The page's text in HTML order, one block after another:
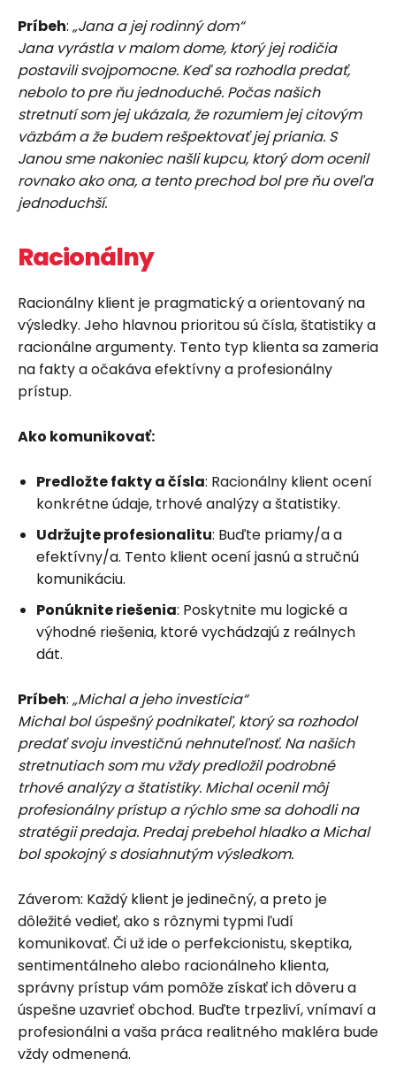
Príbeh: „Jana a jej rodinný dom“
Jana vyrástla v malom dome, ktorý jej rodičia
postavili svojpomocne. Keď sa rozhodla predať,
nebolo to pre ňu jednoduché. Počas našich
stretnutí som jej ukázala, že rozumiem jej citovým
väzbám a že budem rešpektovať jej priania. S
Janou sme nakoniec našli kupcu, ktorý dom ocenil
rovnako ako ona, a tento prechod bol pre ňu oveľa
jednoduchší.
Racionálny
Racionálny klient je pragmatický a orientovaný na
výsledky. Jeho hlavnou prioritou sú čísla, štatistiky a
racionálne argumenty. Tento typ klienta sa zameria
na fakty a očakáva efektívny a profesionálny
prístup.
Ako komunikovať:
Predložte fakty a čísla: Racionálny klient ocení
konkrétne údaje, trhové analýzy a štatistiky.
Udržujte profesionalitu: Buďte priamy/a a
efektívny/a. Tento klient ocení jasnú a stručnú
komunikáciu.
Ponúknite riešenia: Poskytnite mu logické a
výhodné riešenia, ktoré vychádzajú z reálnych
dát.
Príbeh: „Michal a jeho investícia“
Michal bol úspešný podnikateľ, ktorý sa rozhodol
predať svoju investičnú nehnuteľnosť. Na našich
stretnutiach som mu vždy predložil podrobné
trhové analýzy a štatistiky. Michal ocenil môj
profesionálny prístup a rýchlo sme sa dohodli na
stratégii predaja. Predaj prebehol hladko a Michal
bol spokojný s dosiahnutým výsledkom.
Záverom: Každý klient je jedinečný, a preto je
dôležité vedieť, ako s rôznymi typmi ľudí
komunikovať. Či už ide o perfekcionistu, skeptika,
sentimentálneho alebo racionálneho klienta,
správny prístup vám pomôže získať ich dôveru a
úspešne uzavrieť obchod. Buďte trpezliví, vnímaví a
profesionálni a vaša práca realitného makléra bude
vždy odmenená.